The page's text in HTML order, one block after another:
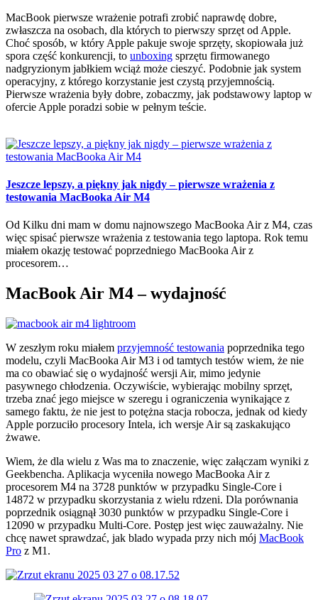
MacBook pierwsze wrażenie potrafi zrobić naprawdę dobre,
zwłaszcza na osobach, dla których to pierwszy sprzęt od Apple.
Choć sposób, w który Apple pakuje swoje sprzęty, skopiowała już
spora część konkurencji, to unboxing sprzętu firmowanego
nadgryzionym jabłkiem wciąż może cieszyć. Podobnie jak system
operacyjny, z którego korzystanie jest czystą przyjemnością.
Pierwsze wrażenia były dobre, zobaczmy, jak podstawowy laptop w
ofercie Apple poradzi sobie w pełnym teście.
Jeszcze lepszy, a piękny jak nigdy – pierwsze wrażenia z
testowania MacBooka Air M4
Od Kilku dni mam w domu najnowszego MacBooka Air z M4, czas
więc spisać pierwsze wrażenia z testowania tego laptopa. Rok temu
miałem okazję testować poprzedniego MacBooka Air z
procesorem…
MacBook Air M4 – wydajność
W zeszłym roku miałem przyjemność testowania poprzednika tego
modelu, czyli MacBooka Air M3 i od tamtych testów wiem, że nie
ma co obawiać się o wydajność wersji Air, mimo jedynie
pasywnego chłodzenia. Oczywiście, wybierając mobilny sprzęt,
trzeba znać jego miejsce w szeregu i ograniczenia wynikające z
samego faktu, że nie jest to potężna stacja robocza, jednak od kiedy
Apple porzuciło procesory Intela, ich wersje Air są zaskakująco
żwawe.
Wiem, że dla wielu z Was ma to znaczenie, więc załączam wyniki z
Geekbencha. Aplikacja wyceniła nowego MacBooka Air z
procesorem M4 na 3728 punktów w przypadku Single-Core i
14872 w przypadku skorzystania z wielu rdzeni. Dla porównania
poprzednik osiągnął 3030 punktów w przypadku Single-Core i
12090 w przypadku Multi-Core. Postęp jest więc zauważalny. Nie
chcę nawet sprawdzać, jak blado wypada przy nich mój MacBook
Pro z M1.